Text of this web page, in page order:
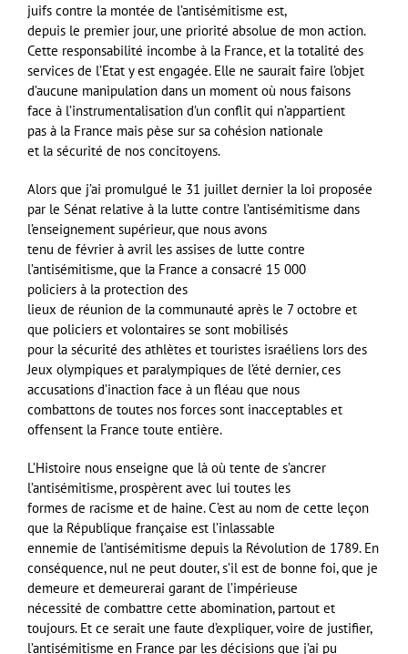
juifs contre la montée de l’antisémitisme est,
depuis le premier jour, une priorité absolue de mon action.
Cette responsabilité incombe à la France, et la totalité des
services de l’Etat y est engagée. Elle ne saurait faire l’objet
d’aucune manipulation dans un moment où nous faisons
face à l’instrumentalisation d’un conflit qui n’appartient
pas à la France mais pèse sur sa cohésion nationale
et la sécurité de nos concitoyens.
Alors que j’ai promulgué le 31 juillet dernier la loi proposée
par le Sénat relative à la lutte contre l’antisémitisme dans
l’enseignement supérieur, que nous avons
tenu de février à avril les assises de lutte contre
l’antisémitisme, que la France a consacré 15 000
policiers à la protection des
lieux de réunion de la communauté après le 7 octobre et
que policiers et volontaires se sont mobilisés
pour la sécurité des athlètes et touristes israéliens lors des
Jeux olympiques et paralympiques de l’été dernier, ces
accusations d’inaction face à un fléau que nous
combattons de toutes nos forces sont inacceptables et
offensent la France toute entière.
L’Histoire nous enseigne que là où tente de s’ancrer
l’antisémitisme, prospèrent avec lui toutes les
formes de racisme et de haine. C’est au nom de cette leçon
que la République française est l’inlassable
ennemie de l’antisémitisme depuis la Révolution de 1789. En
conséquence, nul ne peut douter, s’il est de bonne foi, que je
demeure et demeurerai garant de l’impérieuse
nécessité de combattre cette abomination, partout et
toujours. Et ce serait une faute d’expliquer, voire de justifier,
l’antisémitisme en France par les décisions que j’ai pu